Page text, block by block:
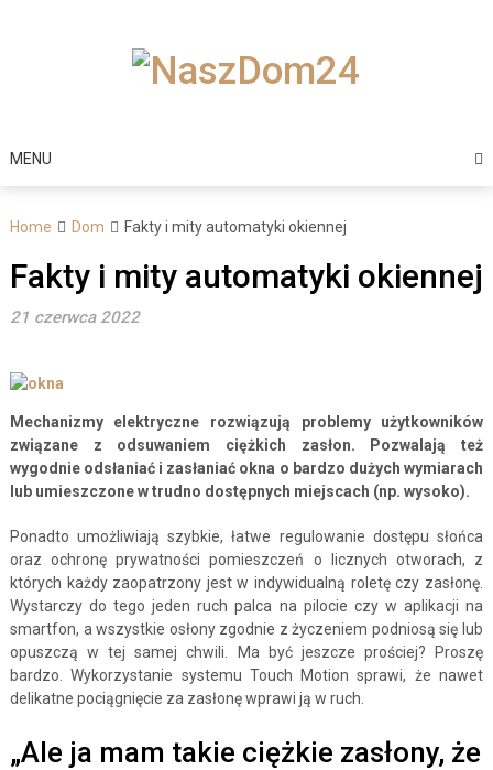
MENU
Home Dom Fakty i mity automatyki okiennej
Fakty i mity automatyki okiennej
21 czerwca 2022
Mechanizmy elektryczne rozwiązują problemy użytkowników
związane z odsuwaniem ciężkich zasłon. Pozwalają też
wygodnie odsłaniać i zasłaniać okna o bardzo dużych wymiarach
lub umieszczone w trudno dostępnych miejscach (np. wysoko).
Ponadto umożliwiają szybkie, łatwe regulowanie dostępu słońca
oraz ochronę prywatności pomieszczeń o licznych otworach, z
których każdy zaopatrzony jest w indywidualną roletę czy zasłonę.
Wystarczy do tego jeden ruch palca na pilocie czy w aplikacji na
smartfon, a wszystkie osłony zgodnie z życzeniem podniosą się lub
opuszczą w tej samej chwili. Ma być jeszcze prościej? Proszę
bardzo. Wykorzystanie systemu Touch Motion sprawi, że nawet
delikatne pociągnięcie za zasłonę wprawi ją w ruch.
„Ale ja mam takie ciężkie zasłony, że